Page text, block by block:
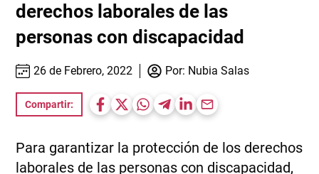
derechos laborales de las
personas con discapacidad
26 de Febrero, 2022 Por: Nubia Salas
Compartir:
Para garantizar la protección de los derechos
laborales de las personas con discapacidad,